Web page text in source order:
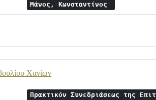
Μάνος, Κωνσταντίνος
Χανίων
Πρακτικόν Συνεδριάσεως της